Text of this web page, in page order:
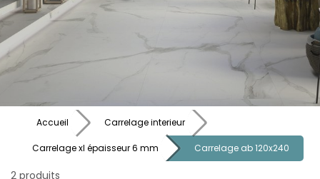
Accueil Carrelage interieur
Carrelage xl épaisseur 6 mm Carrelage ab 120x240
2 produits